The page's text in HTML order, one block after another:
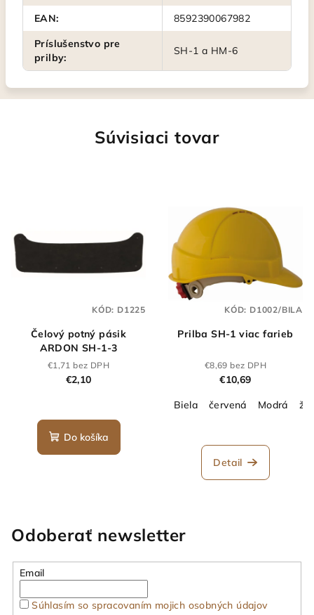
EAN:
8592390067982
Príslušenstvo pre
prilby:
SH-1 a HM-6
Súvisiaci tovar
Čelový potný pásik
ARDON SH-1-3
€1,71 bez DPH
€2,10
Do košíka
KÓD: D1225
Prilba SH-1 viac farieb
€8,69 bez DPH
€10,69
Biela
červená Modrá
Detail
KÓD: D1002/BILA
Odoberať newsletter
Email
Súhlasím so spracovaním mojich osobných údajov